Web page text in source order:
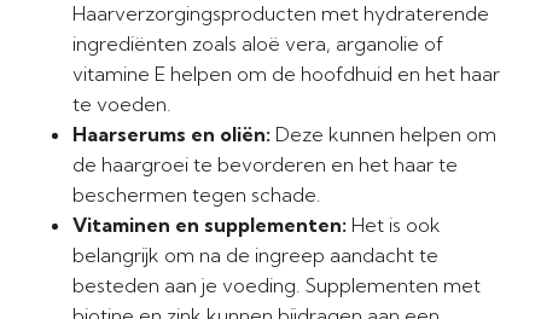
Haarverzorgingsproducten met hydraterende
ingrediënten zoals aloë vera, arganolie of
vitamine E helpen om de hoofdhuid en het haar
te voeden.
Haarserums en oliën: Deze kunnen helpen om
de haargroei te bevorderen en het haar te
beschermen tegen schade.
Vitaminen en supplementen: Het is ook
belangrijk om na de ingreep aandacht te
besteden aan je voeding. Supplementen met